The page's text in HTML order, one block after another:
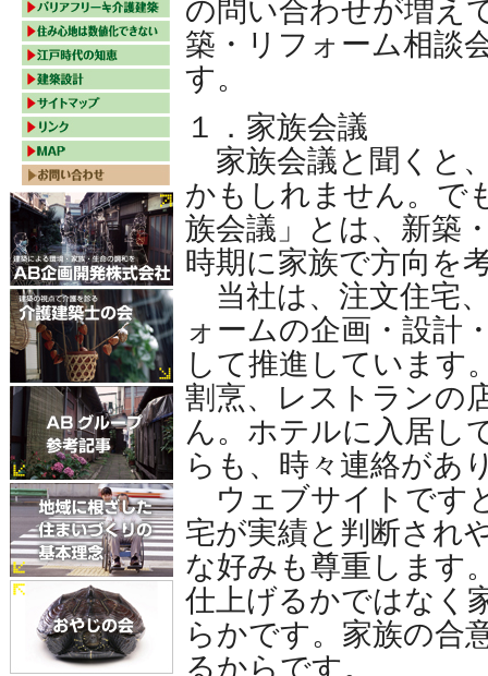
の問い合わせが増え
築・リフォーム相談
す。
１．家族会議
家族会議と聞くと
かもしれません。で
族会議」とは、新築
時期に家族で方向を
当社は、注文住宅
ォームの企画・設計
して推進しています
割烹、レストランの
ん。ホテルに入居し
らも、時々連絡があ
ウェブサイトです
宅が実績と判断され
な好みも尊重します
仕上げるかではなく
らかです。家族の合
るからです。